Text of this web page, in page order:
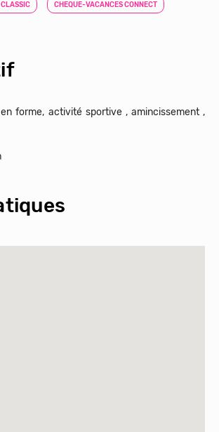
CHEQUE-VACANCES CONNECT
forme, activité sportive , amincissement ,